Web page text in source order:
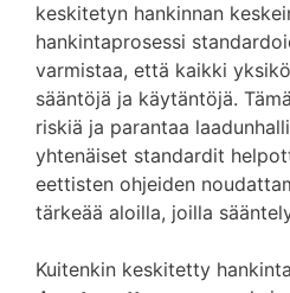
keskitetyn hankinnan
hankintaprosessi
varmistaa, että kaikki
sääntöjä ja käytäntöjä.
riskiä ja parantaa
yhtenäiset standardit
eettisten ohjeiden
tärkeää aloilla, joilla
Kuitenkin keskitetty